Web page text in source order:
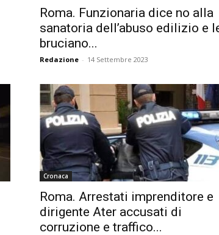
Roma. Funzionaria dice no alla
sanatoria dell’abuso edilizio e
bruciano...
Redazione - 14 Settembre 2023
Cronaca
Roma. Arrestati imprenditore e
dirigente Ater accusati di
corruzione e traffico...